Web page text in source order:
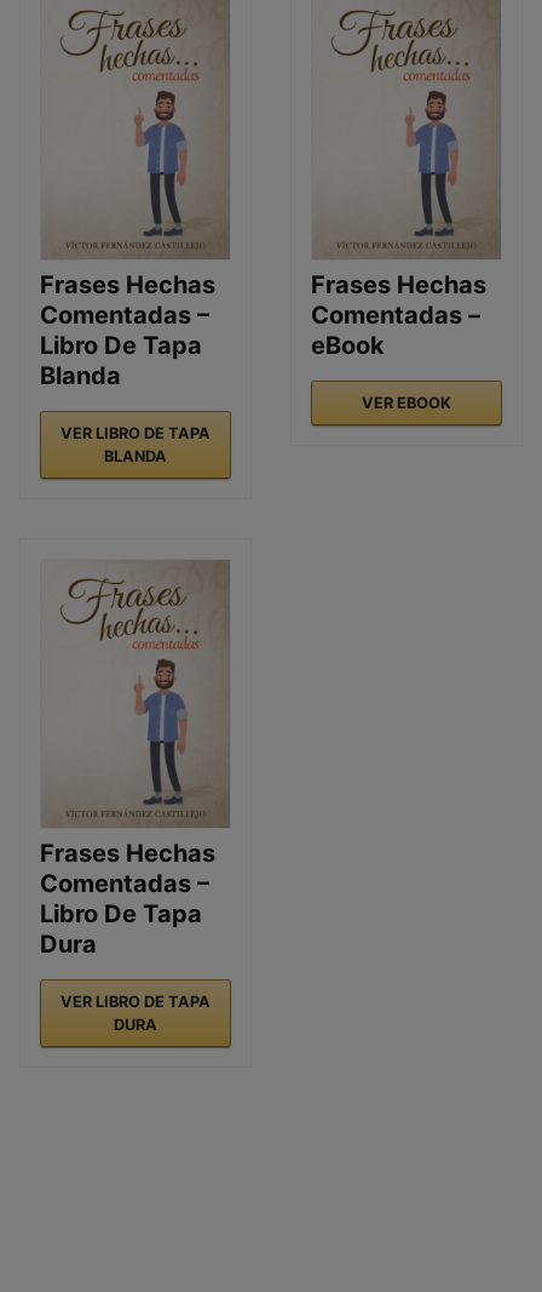
Frases Hechas
Comentadas –
Libro De Tapa
Blanda
VER LIBRO DE TAPA
BLANDA
Frases Hechas
Comentadas –
eBook
VER EBOOK
Frases Hechas
Comentadas –
Libro De Tapa
Dura
VER LIBRO DE TAPA
DURA